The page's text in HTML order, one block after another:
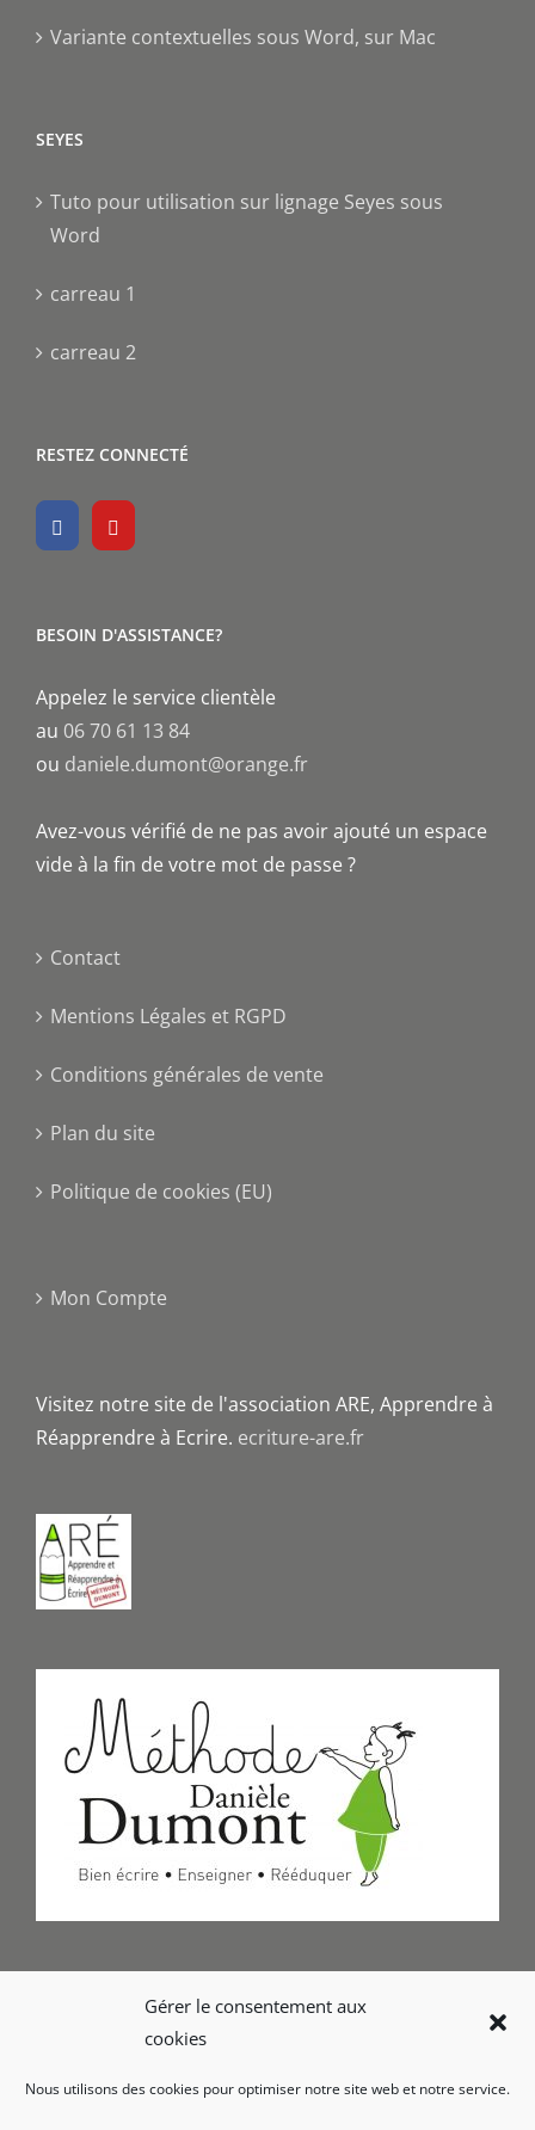
Gérer le consentement aux
cookies
Nous utilisons des cookies pour optimiser notre site web et notre service.
Variante contextuelles sous Word, sur Mac
SEYES
Tuto pour utilisation sur lignage Seyes sous
Word
carreau 1
carreau 2
RESTEZ CONNECTÉ
BESOIN D'ASSISTANCE?
Appelez le service clientèle
au 06 70 61 13 84
ou daniele.dumont@orange.fr
Avez-vous vérifié de ne pas avoir ajouté un espace
vide à la fin de votre mot de passe ?
Contact
Mentions Légales et RGPD
Conditions générales de vente
Plan du site
Politique de cookies (EU)
Mon Compte
Visitez notre site de l'association ARE, Apprendre à
Réapprendre à Ecrire. ecriture-are.fr
Formulaire de Contact